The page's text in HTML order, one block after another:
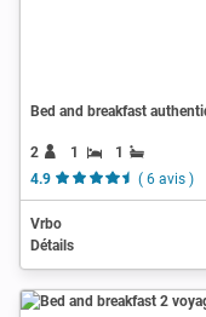
Bed and breakfast
2 1
1
4.9
( 6 avis )
Vrbo
Détails